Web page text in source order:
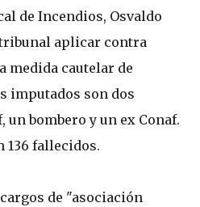
de Incendios, Osvaldo
aplicar contra
medida cautelar de
imputados son dos
bombero y un ex Conaf.
136 fallecidos.
de "asociación